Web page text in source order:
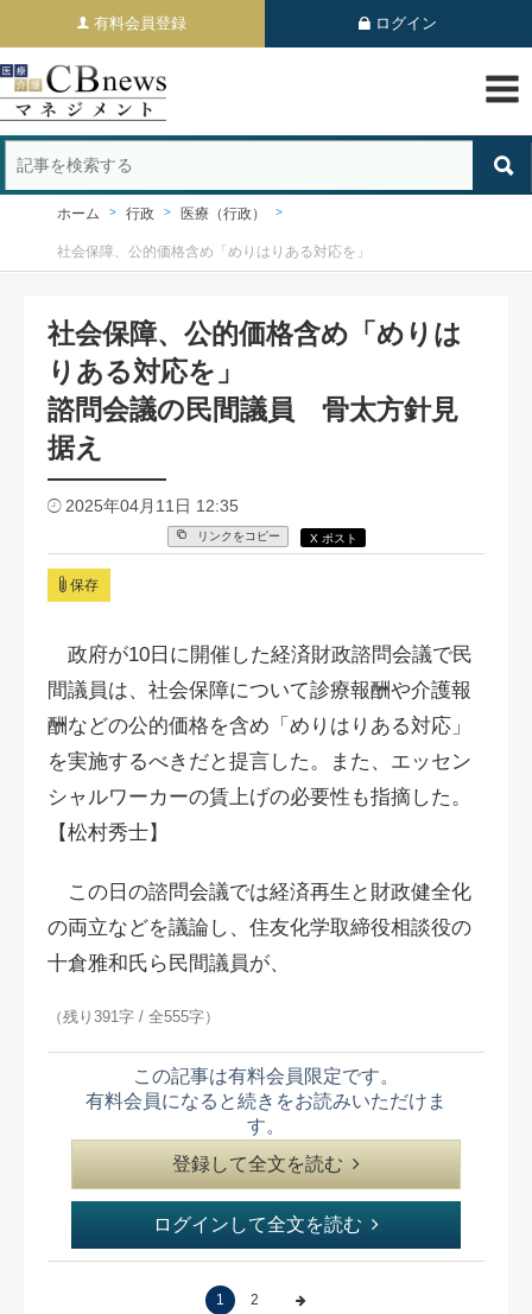
有料会員登録 ログイン
ホーム 行政 医療（行政）
社会保障、公的価格含め「めりはりある対応を」
社会保障、公的価格含め「めりは
りある対応を」
諮問会議の民間議員 骨太方針見
据え
2025年04月11日 12:35
リンクをコピー X ポスト
保存
政府が10日に開催した経済財政諮問会議で民
間議員は、社会保障について診療報酬や介護報
酬などの公的価格を含め「めりはりある対応」
を実施するべきだと提言した。また、エッセン
シャルワーカーの賃上げの必要性も指摘した。
【松村秀士】
この日の諮問会議では経済再生と財政健全化
の両立などを議論し、住友化学取締役相談役の
十倉雅和氏ら民間議員が、
（残り391字 / 全555字）
この記事は有料会員限定です。
有料会員になると続きをお読みいただけま
す。
登録して全文を読む
ログインして全文を読む
1 2